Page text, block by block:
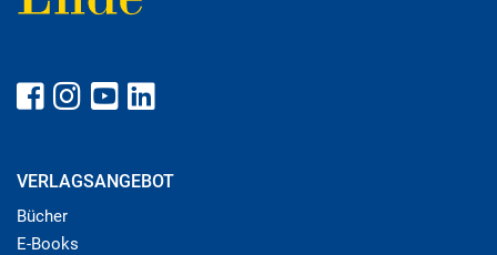
VERLAGSANGEBOT
Bücher
E-Books